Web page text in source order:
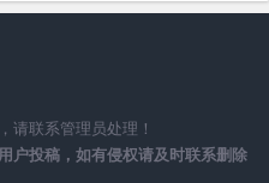
请联系管理员处理！
户投稿，如有侵权请及时联系删除